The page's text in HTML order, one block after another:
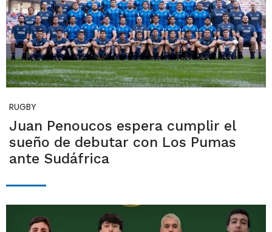
RUGBY
Juan Penoucos espera cumplir el
sueño de debutar con Los Pumas
ante Sudáfrica